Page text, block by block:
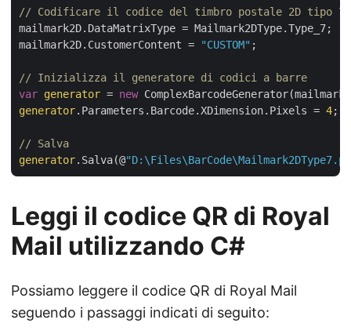
// Codificare il codice del timbro postale 2D tipo 7
mailmark2D.DataMatrixType = Mailmark2DType.Type_7;
mailmark2D.CustomerContent =
"CUSTOM" ;
// Inizializza il generatore di codici a barre
var generator = new
generator.Parameters.Barcode.XDimension.Pixels = 4;
// Salva
generator.Salva(@
Leggi il codice QR di Royal
Mail utilizzando C#
Possiamo leggere il codice QR di Royal Mail
seguendo i passaggi indicati di seguito: